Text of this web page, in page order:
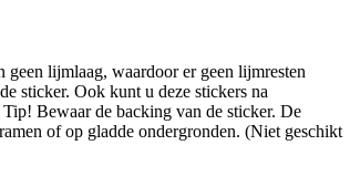
geen lijmlaag, waardoor er geen lijmresten
sticker. Ook kunt u deze stickers na
Bewaar de backing van de sticker. De
of op gladde ondergronden. (Niet geschikt